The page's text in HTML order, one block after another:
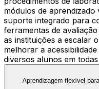
módulos de aprendizado
suporte integrado para
ferramentas de
as instituições a escalar
melhorar a
diversos alunos em
Aprendizagem flexível